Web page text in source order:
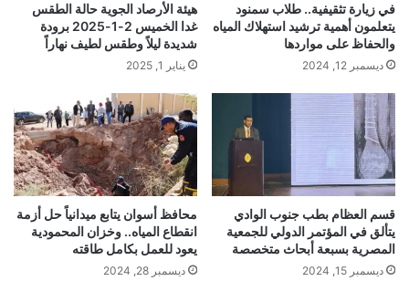
في زيارة تثقيفية.. طلاب سمنود
يتعلمون أهمية ترشيد استهلاك المياه
والحفاظ على مواردها
ديسمبر 12, 2024
هيئة الأرصاد الجوية حالة الطقس
غدا الخميس 2-1-2025 برودة
شديدة ليلاً وطقس لطيف نهاراً
يناير 1, 2025
قسم العظام بطب جنوب الوادي
يتألق في المؤتمر الدولي للجمعية
المصرية بسبعة أبحاث متخصصة
ديسمبر 15, 2024
محافظ أسوان يتابع ميدانياً حل أزمة
انقطاع المياه.. وخزان المحمودية
يعود للعمل بكامل طاقته
ديسمبر 28, 2024